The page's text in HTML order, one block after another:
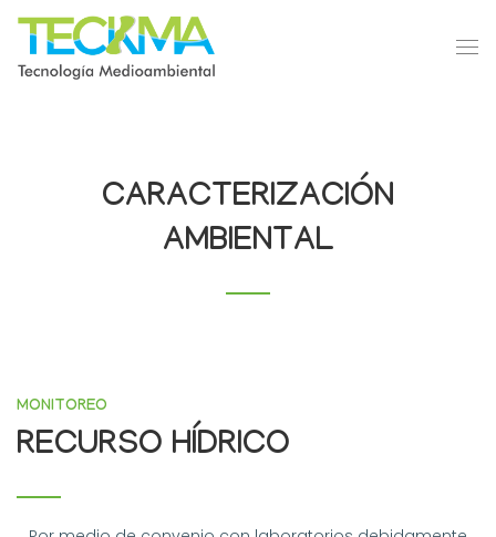
CARACTERIZACIÓN
AMBIENTAL
MONITOREO
RECURSO HÍDRICO